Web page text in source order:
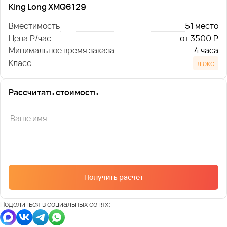
King Long XMQ6129
Вместимость
51 место
Цена ₽/час
от 3500 ₽
Минимальное время заказа
4 часа
Класс
люкс
Рассчитать стоимость
Получить расчет
Поделиться в социальных сетях: